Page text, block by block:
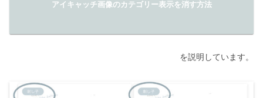
アイキャッチ画像のカテゴリー表示を消す方法
を説明しています。